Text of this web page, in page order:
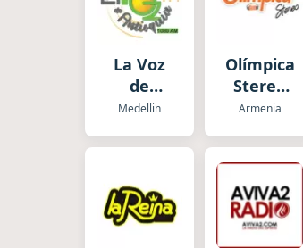
La Voz
de
Antioquia
Medellin
Olímpica
Stereo
Armenia
Armenia